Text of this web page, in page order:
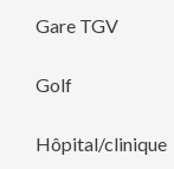
Gare TGV
Golf
Hôpital/clinique